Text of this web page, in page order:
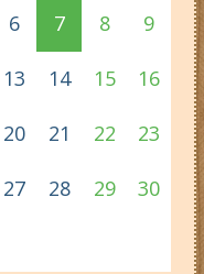
6 7 8 9
13 14 15 16
20 21 22 23
27 28 29 30